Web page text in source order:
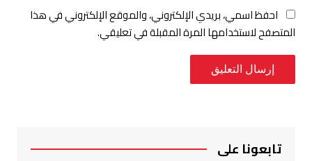
احفظ اسمي، بريدي الإلكتروني، والموقع الإلكتروني في هذا
المتصفح لاستخدامها المرة المقبلة في تعليقي.
تابعونا على